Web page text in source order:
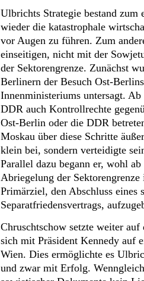
Ulbrichts Strategie bestand zum
wieder die katastrophale
vor Augen zu führen. Zum
einseitigen, nicht mit der
der Sektorengrenze. Zunächst
Berlinern der Besuch Ost-
Innenministeriums untersagt.
DDR auch Kontrollrechte
Ost-Berlin oder die DDR
Moskau über diese Schritte
klein bei, sondern verteidigte
Parallel dazu begann er, wohl
Abriegelung der
Primärziel, den Abschluss eines
Separatfriedensvertrags,
Chruschtschow setzte weiter
sich mit Präsident Kennedy auf
Wien. Dies ermöglichte es
und zwar mit Erfolg.